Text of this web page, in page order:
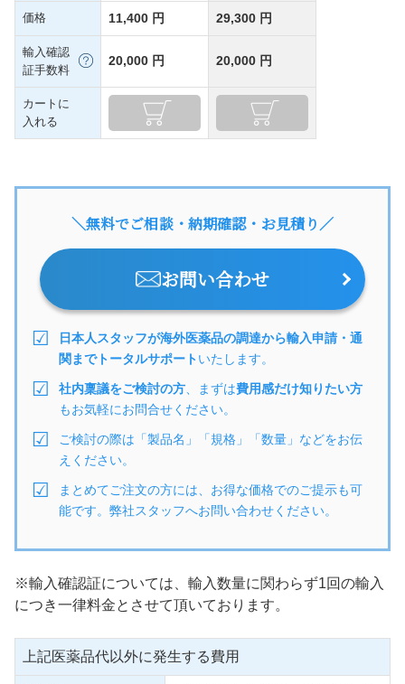
価格 11,400 円 29,300 円
輸入確認
証手数料
20,000 円 20,000 円
カートに
入れる
＼無料でご相談・納期確認・お見積り／
お問い合わせ
日本人スタッフが海外医薬品の調達から輸入申請・通
関までトータルサポートいたします。
社内稟議をご検討の方 、まずは費用感だけ知りたい方
もお気軽にお問合せください。
ご検討の際は「製品名」「規格」「数量」などをお伝
えください。
まとめてご注文の方には、お得な価格でのご提示も可
能です。弊社スタッフへお問い合わせください。
※輸入確認証については、輸入数量に関わらず1回の輸入
につき一律料金とさせて頂いております。
上記医薬品代以外に発生する費用